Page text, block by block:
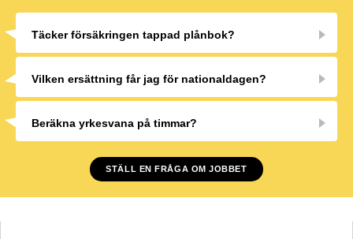
Täcker försäkringen tappad plånbok?
Vilken ersättning får jag för nationaldagen?
Beräkna yrkesvana på timmar?
STÄLL EN FRÅGA OM JOBBET